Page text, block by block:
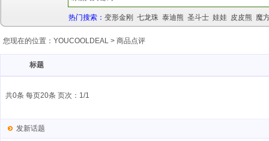
热门搜索： 变形金刚 七龙珠 泰迪熊 圣斗士 娃娃 皮皮熊 魔
您现在的位置： YOUCOOLDEAL > 商品点评
标题
共0条 每页20条 页次：1/1
发新话题